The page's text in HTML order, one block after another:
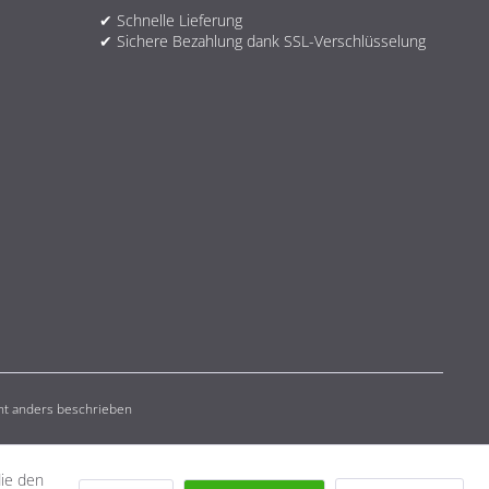
✔ Schnelle Lieferung
✔ Sichere Bezahlung dank SSL-Verschlüsselung
anders beschrieben
den